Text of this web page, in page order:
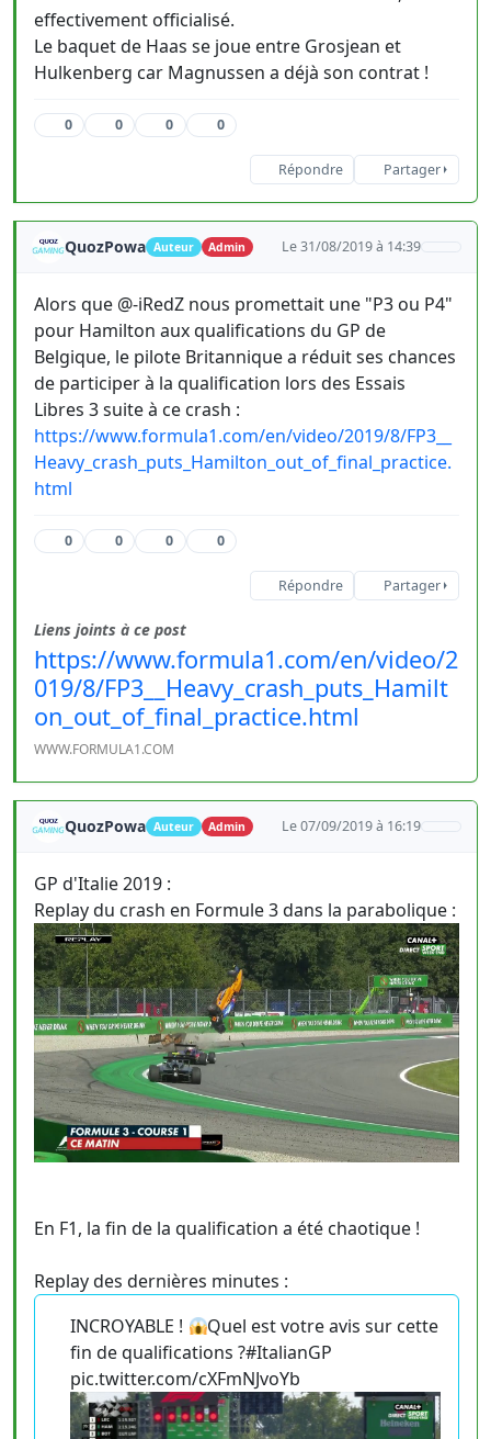
effectivement officialisé.
Le baquet de Haas se joue entre Grosjean et
Hulkenberg car Magnussen a déjà son contrat !
0 0 0 0
Répondre Partager
QuozPowa Auteur Admin Le 31/08/2019 à 14:39
Alors que @-iRedZ nous promettait une "P3 ou P4"
pour Hamilton aux qualifications du GP de
Belgique, le pilote Britannique a réduit ses chances
de participer à la qualification lors des Essais
Libres 3 suite à ce crash :
https://www.formula1.com/en/video/2019/8/FP3__
Heavy_crash_puts_Hamilton_out_of_final_practice.
html
0 0 0 0
Répondre Partager
Liens joints à ce post
https://www.formula1.com/en/video/2
019/8/FP3__Heavy_crash_puts_Hamilt
on_out_of_final_practice.html
WWW.FORMULA1.COM
QuozPowa Auteur Admin Le 07/09/2019 à 16:19
GP d'Italie 2019 :
Replay du crash en Formule 3 dans la parabolique :
En F1, la fin de la qualification a été chaotique !
Replay des dernières minutes :
INCROYABLE !
Quel est votre avis sur cette
fin de qualifications ?#ItalianGP
pic.twitter.com/cXFmNJvoYb